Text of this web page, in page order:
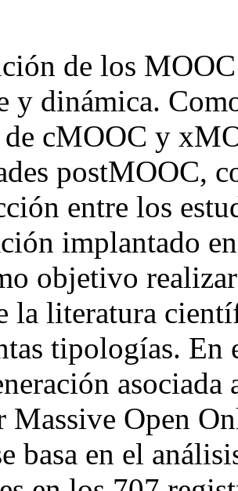
de los
y dinámica.
cMOOC y
postMOOC,
entre los
implantado
objetivo
la literatura
tipologías. En
Massive Open
basa en el